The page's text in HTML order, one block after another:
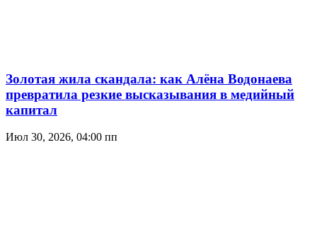
Золотая жила скандала: как Алёна Водонаева
превратила резкие высказывания в медийный
капитал
Июл 30, 2026, 04:00 пп